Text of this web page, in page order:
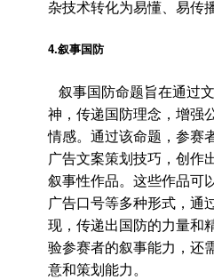
杂技术转化为易懂、易传
4.叙事国防
叙事国防命题旨在通过
神，传递国防理念，增强
情感。通过该命题，参赛
广告文案策划技巧，创作
叙事性作品。这些作品可
广告口号等多种形式，通
现，传递出国防的力量和
验参赛者的叙事能力，还
意和策划能力。